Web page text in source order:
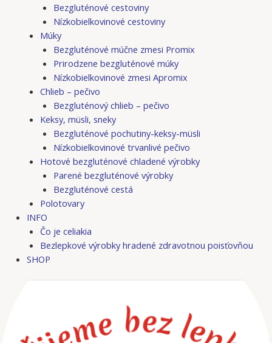
Bezgluténové cestoviny
Nízkobielkovinové cestoviny
Múky
Bezgluténové múčne zmesi Promix
Prirodzene bezgluténové múky
Nízkobielkovinové zmesi Apromix
Chlieb – pečivo
Bezgluténový chlieb – pečivo
Keksy, müsli, sneky
Bezgluténové pochutiny-keksy-müsli
Nízkobielkovinové trvanlivé pečivo
Hotové bezgluténové chladené výrobky
Parené bezgluténové výrobky
Bezgluténové cestá
Polotovary
INFO
Čo je celiakia
Bezlepkové výrobky hradené zdravotnou poisťovňou
SHOP